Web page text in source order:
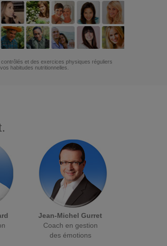
et des exercices physiques réguliers
habitudes nutritionnelles.
Jean-Michel Gurret
Coach en gestion
des émotions